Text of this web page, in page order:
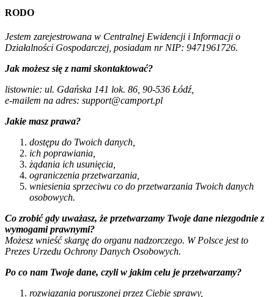
RODO
Jestem zarejestrowana w Centralnej Ewidencji i Informacji o
Działalności Gospodarczej, posiadam nr NIP: 9471961726.
Jak możesz się z nami skontaktować?
listownie: ul. Gdańska 141 lok. 86, 90-536 Łódź,
e-mailem na adres: support@camport.pl
Jakie masz prawa?
dostępu do Twoich danych,
ich poprawiania,
żądania ich usunięcia,
ograniczenia przetwarzania,
wniesienia sprzeciwu co do przetwarzania Twoich danych
osobowych.
Co zrobić gdy uważasz, że przetwarzamy Twoje dane niezgodnie z
wymogami prawnymi?
Możesz wnieść skargę do organu nadzorczego. W Polsce jest to
Prezes Urzedu Ochrony Danych Osobowych.
Po co nam Twoje dane, czyli w jakim celu je przetwarzamy?
rozwiązania poruszonej przez Ciebie sprawy,